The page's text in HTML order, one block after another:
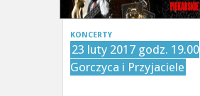
KONCERTY
23 luty 2017 godz. 19.00
Gorczyca i Przyjaciele